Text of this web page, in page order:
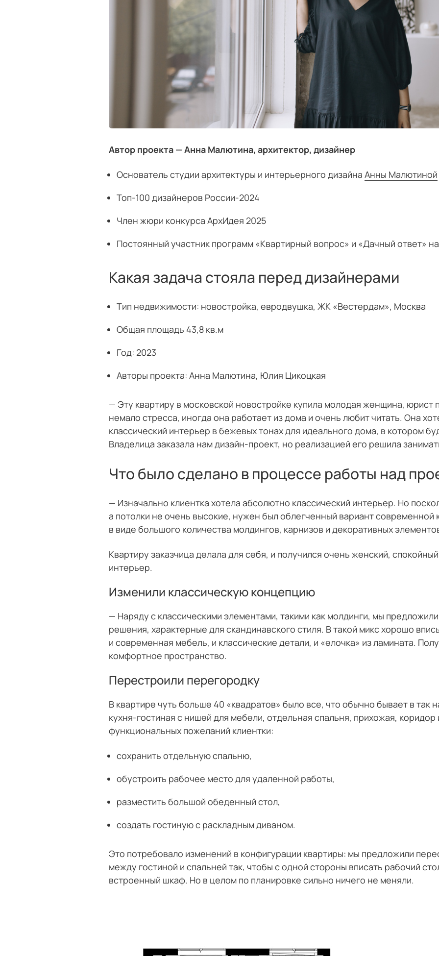
Автор проекта — Анна Малютина, архитектор, дизайнер
Основатель студии архитектуры и интерьерного дизайна Анны Малютиной
Топ-100 дизайнеров России-2024
Член жюри конкурса АрхИдея 2025
Постоянный участник программ «Квартирный вопрос» и «Дачный ответ»
Какая задача стояла перед дизайнерами
Тип недвижимости: новостройка, евродвушка, ЖК «Вестердам», Москва
Общая площадь 43,8 кв.м
Год: 2023
Авторы проекта: Анна Малютина, Юлия Цикоцкая
— Эту квартиру в московской новостройке купила молодая женщина, юрист
немало стресса, иногда она работает из дома и очень любит читать. Она
классический интерьер в бежевых тонах для идеального дома, в котором
Владелица заказала нам дизайн-проект, но реализацией его решила
Что было сделано в процессе работы над
— Изначально клиентка хотела абсолютно классический интерьер. Но
а потолки не очень высокие, нужен был облегченный вариант современной
в виде большого количества молдингов, карнизов и декоративных
Квартиру заказчица делала для себя, и получился очень женский,
интерьер.
Изменили классическую концепцию
— Наряду с классическими элементами, такими как молдинги, мы
решения, характерные для скандинавского стиля. В такой микс хорошо
и современная мебель, и классические детали, и «елочка» из ламината.
комфортное пространство.
Перестроили перегородку
В квартире чуть больше 40 «квадратов» было все, что обычно бывает в так
кухня-гостиная с нишей для мебели, отдельная спальня, прихожая, коридор
функциональных пожеланий клиентки:
сохранить отдельную спальню,
обустроить рабочее место для удаленной работы,
разместить большой обеденный стол,
создать гостиную с раскладным диваном.
Это потребовало изменений в конфигурации квартиры: мы предложили
между гостиной и спальней так, чтобы с одной стороны вписать рабочий
встроенный шкаф. Но в целом по планировке сильно ничего не меняли.